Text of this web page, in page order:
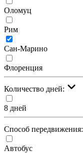
Оломуц
Рим
Сан-Марино
Флоренция
Количество дней:
8 дней
Cпособ передвижения:
Автобус